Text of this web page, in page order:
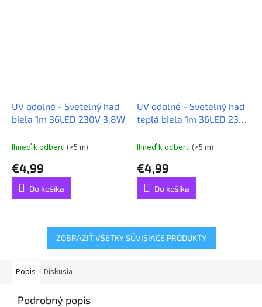
UV odolné - Svetelný had
biela 1m 36LED 230V 3,8W
Ihneď k odberu (>5 m)
€4,99
Do košíka
UV odolné - Svetelný had
teplá biela 1m 36LED 230V
Ihneď k odberu (>5 m)
€4,99
Do košíka
ZOBRAZIŤ VŠETKY SÚVISIACE PRODUKTY
Popis Diskusia
Podrobný popis